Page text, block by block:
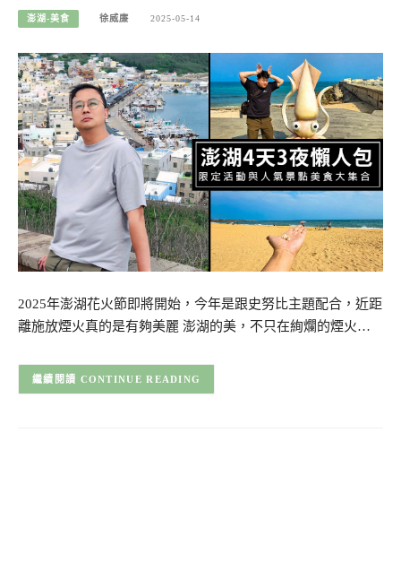
澎湖-美食 徐威廉 2025-05-14
2025年澎湖花火節即將開始，今年是跟史努比主題配合，近距
離施放煙火真的是有夠美麗 澎湖的美，不只在絢爛的煙火…
CONTINUE READING